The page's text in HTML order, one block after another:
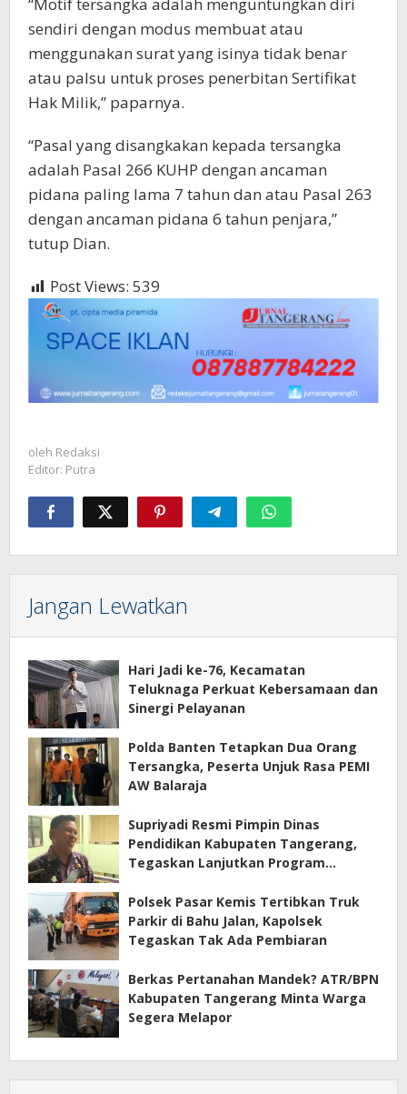
“Motif tersangka adalah menguntungkan diri
sendiri dengan modus membuat atau
menggunakan surat yang isinya tidak benar
atau palsu untuk proses penerbitan Sertifikat
Hak Milik,” paparnya.
“Pasal yang disangkakan kepada tersangka
adalah Pasal 266 KUHP dengan ancaman
pidana paling lama 7 tahun dan atau Pasal 263
dengan ancaman pidana 6 tahun penjara,”
tutup Dian.
Post Views: 539
oleh Redaksi
Editor: Putra
Jangan Lewatkan
Hari Jadi ke-76, Kecamatan
Teluknaga Perkuat Kebersamaan dan
Sinergi Pelayanan
Polda Banten Tetapkan Dua Orang
Tersangka, Peserta Unjuk Rasa PEMI
AW Balaraja
Supriyadi Resmi Pimpin Dinas
Pendidikan Kabupaten Tangerang,
Tegaskan Lanjutkan Program
Polsek Pasar Kemis Tertibkan Truk
Parkir di Bahu Jalan, Kapolsek
Tegaskan Tak Ada Pembiaran
Berkas Pertanahan Mandek? ATR/BPN
Kabupaten Tangerang Minta Warga
Segera Melapor